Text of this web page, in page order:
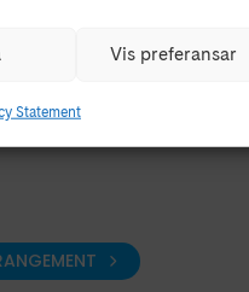
Vis preferansar
Statement
Det vert kafé med
velkomne.